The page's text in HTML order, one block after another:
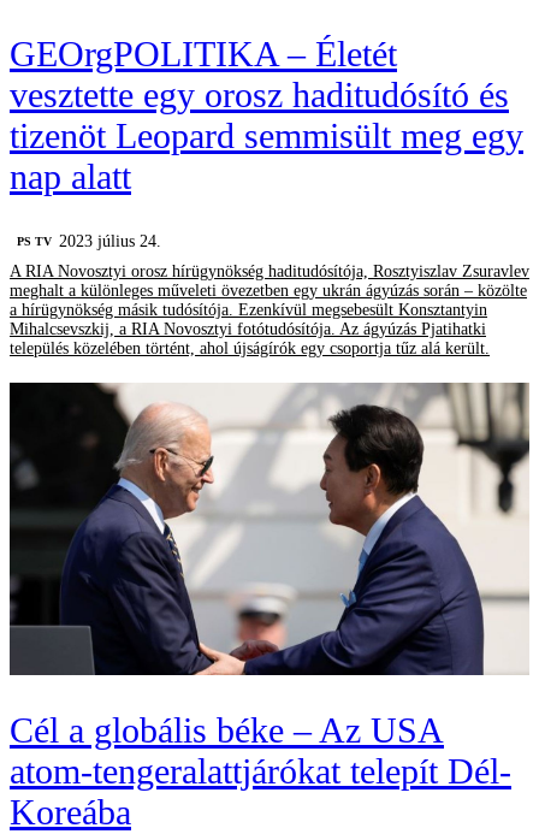
GEOrgPOLITIKA – Életét
vesztette egy orosz haditudósító és
tizenöt Leopard semmisült meg egy
nap alatt
PS TV 2023 július 24.
A RIA Novosztyi orosz hírügynökség haditudósítója, Rosztyiszlav Zsuravlev
meghalt a különleges műveleti övezetben egy ukrán ágyúzás során – közölte
a hírügynökség másik tudósítója. Ezenkívül megsebesült Konsztantyin
Mihalcsevszkij, a RIA Novosztyi fotótudósítója. Az ágyúzás Pjatihatki
település közelében történt, ahol újságírók egy csoportja tűz alá került.
Cél a globális béke – Az USA
atom-tengeralattjárókat telepít Dél-
Koreába